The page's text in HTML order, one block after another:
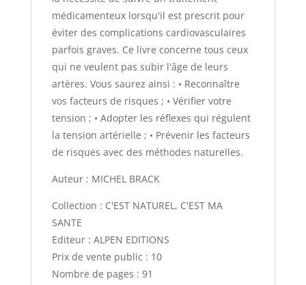
médicamenteux lorsqu'il est prescrit pour
éviter des complications cardiovasculaires
parfois graves. Ce livre concerne tous ceux
qui ne veulent pas subir l'âge de leurs
artères. Vous saurez ainsi : • Reconnaître
vos facteurs de risques ; • Vérifier votre
tension ; • Adopter les réflexes qui régulent
la tension artérielle ; • Prévenir les facteurs
de risques avec des méthodes naturelles.
Auteur : MICHEL BRACK
Collection : C'EST NATUREL, C'EST MA
SANTE
Editeur : ALPEN EDITIONS
Prix de vente public : 10
Nombre de pages : 91